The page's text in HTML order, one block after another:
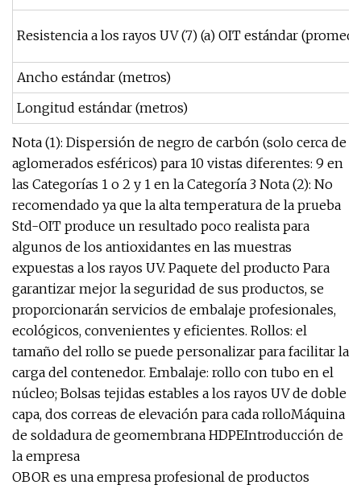
Resistencia a los rayos UV (7) (a) OIT estándar
Ancho estándar (metros)
Longitud estándar (metros)
Nota (1): Dispersión de negro de carbón (solo cerca de
aglomerados esféricos) para 10 vistas diferentes: 9 en
las Categorías 1 o 2 y 1 en la Categoría 3 Nota (2): No
recomendado ya que la alta temperatura de la prueba
Std-OIT produce un resultado poco realista para
algunos de los antioxidantes en las muestras
expuestas a los rayos UV. Paquete del producto Para
garantizar mejor la seguridad de sus productos, se
proporcionarán servicios de embalaje profesionales,
ecológicos, convenientes y eficientes. Rollos: el
tamaño del rollo se puede personalizar para facilitar la
carga del contenedor. Embalaje: rollo con tubo en el
núcleo; Bolsas tejidas estables a los rayos UV de doble
capa, dos correas de elevación para cada rolloMáquina
de soldadura de geomembrana HDPEIntroducción de
la empresa
OBOR es una empresa profesional de productos